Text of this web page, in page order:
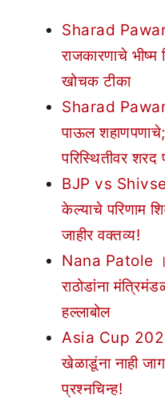
Sharad Pawar
राजकारणाचे भीष्म
खोचक टीका
Sharad Pawar
पाऊल शहाणपणाचे;
परिस्थितीवर शरद
BJP vs
केल्याचे परिणाम
जाहीर वक्तव्य!
Nana Patole
राठोडांना
हल्लाबोल
Asia Cup 2022
खेळाडूंना नाही
प्रश्नचिन्ह!